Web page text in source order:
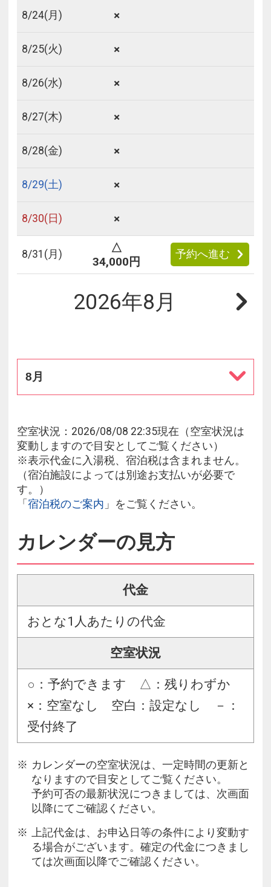
8/24(月) ×
8/25(火) ×
8/26(水) ×
8/27(木) ×
8/28(金) ×
8/29(土) ×
8/30(日) ×
8/31 (月)
△
34,000円
予約へ進む
2026年8月
8月
空室状況：2026/08/08 22:35現在（空室状況は
変動しますので目安としてご覧ください）
※表示代金に入湯税、宿泊税は含まれません。
（宿泊施設によっては別途お支払いが必要で
す。）
「 宿泊税のご案内 」をご覧ください。
カレンダーの見方
代金
おとな1人あたりの代金
空室状況
○：予約できます △：残りわずか
×：空室なし 空白：設定なし －：
受付終了
カレンダーの空室状況は、一定時間の更新と
なりますので目安としてご覧ください。
予約可否の最新状況につきましては、次画面
以降にてご確認ください。
上記代金は、お申込日等の条件により変動す
る場合がございます。確定の代金につきまし
ては次画面以降でご確認ください。